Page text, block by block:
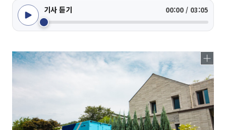
기사 듣기 00:00 / 03:05